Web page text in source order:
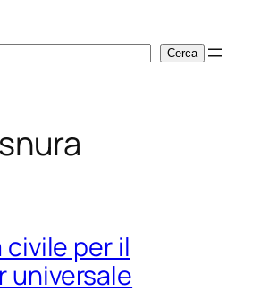
Cerca
civile per il
universale